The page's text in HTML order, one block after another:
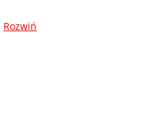
Rozwiń